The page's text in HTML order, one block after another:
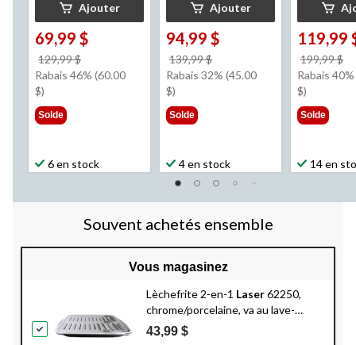
Ajouter
69,99 $
129,99 $
était
Rabais 46% (60.00
$)
Solde
6 en stock
Ajouter
94,99 $
139,99 $
était
Rabais 32% (45.00
$)
Solde
4 en stock
119,99
199,99 $
Rabais
$)
Solde
14 en
Souvent achetés ensemble
Vous magasinez
Lèchefrite 2-en-1 Laser62250,
chrome/porcelaine, va au lave-
vaisselle, noir, 16 x 12,75 x 1,75 po
43,99 $